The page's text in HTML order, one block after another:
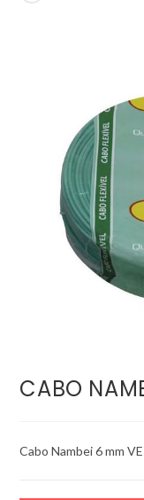
CABO
Cabo Nambei 6 mm